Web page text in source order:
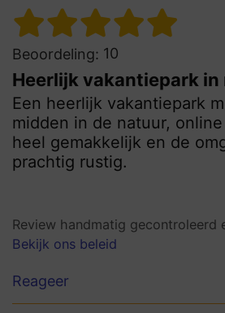
Beoordeling: 10
Heerlijk vakantiepark
Een heerlijk vakantiepark
midden in de natuur,
heel gemakkelijk en de
prachtig rustig.
Review handmatig gecontroleerd
Bekijk ons beleid
Reageer